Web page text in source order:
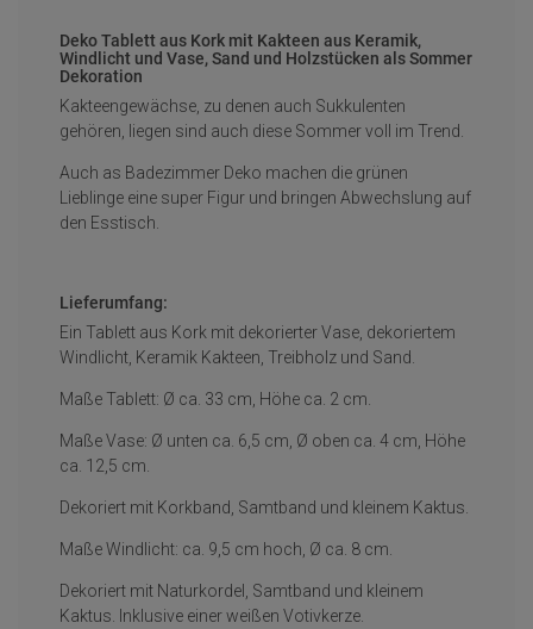
Deko Tablett aus Kork mit Kakteen aus Keramik,
Windlicht und Vase, Sand und Holzstücken als Sommer
Dekoration
Kakteengewächse, zu denen auch Sukkulenten
gehören, liegen sind auch diese Sommer voll im Trend.
Auch as Badezimmer Deko machen die grünen
Lieblinge eine super Figur und bringen Abwechslung auf
den Esstisch.
Lieferumfang:
Ein Tablett aus Kork mit dekorierter Vase, dekoriertem
Windlicht, Keramik Kakteen, Treibholz und Sand.
Maße Tablett: Ø ca. 33 cm, Höhe ca. 2 cm.
Maße Vase: Ø unten ca. 6,5 cm, Ø oben ca. 4 cm, Höhe
ca. 12,5 cm.
Dekoriert mit Korkband, Samtband und kleinem Kaktus.
Maße Windlicht: ca. 9,5 cm hoch, Ø ca. 8 cm.
Dekoriert mit Naturkordel, Samtband und kleinem
Kaktus. Inklusive einer weißen Votivkerze.